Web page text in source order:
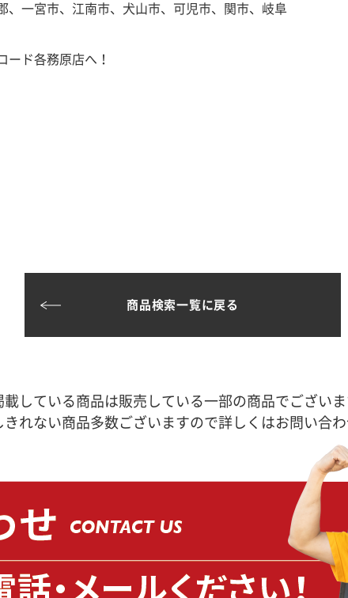
、一宮市、江南市、犬山市、可児市、関市、岐阜
ード各務原店へ！
商品検索一覧に戻る
載している商品は販売している一部の商品でございま
きれない商品多数ございますので詳しくはお問い合わ